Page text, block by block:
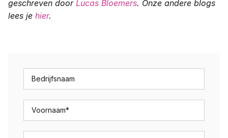
geschreven door Lucas Bloemers. Onze andere blogs
lees je hier.
Bedrijfsnaam
Voornaam*